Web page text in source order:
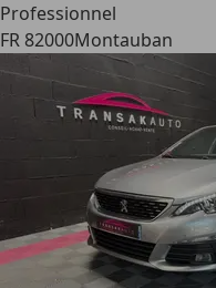
Professionnel
FR 82000Montauban